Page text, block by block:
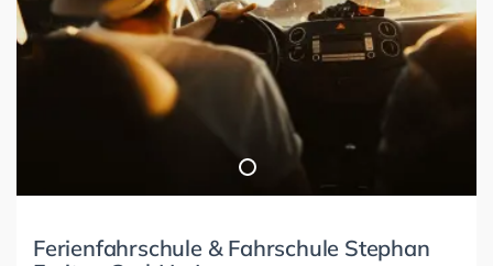
Ferienfahrschule & Fahrschule Stephan